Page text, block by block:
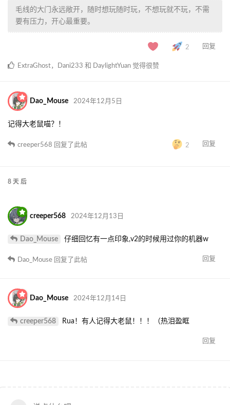
毛线的大门永远敞开，随时想玩随时玩，不想玩就不玩，不需
要有压力，开心最重要。
2 回复
ExtraGhost， Dani233 和 DaylightYuan 觉得很赞
Dao_Mouse 2024年12月5日
记得大老鼠喵？！
2 回复
creeper568 回复了此帖
8 天 后
creeper568 2024年12月13日
Dao_Mouse 仔细回忆有一点印象,v2的时候用过你的机器w
回复
Dao_Mouse 回复了此帖
Dao_Mouse 2024年12月14日
creeper568 Rua！有人记得大老鼠！！！（热泪盈眶
回复